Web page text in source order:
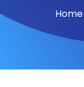
Home